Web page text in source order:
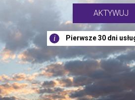
AKTYWUJ
i Pierwsze 30 dni